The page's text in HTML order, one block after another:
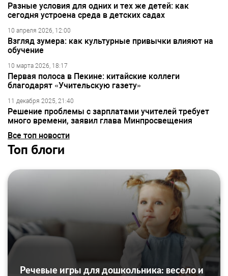
Разные условия для одних и тех же детей: как
сегодня устроена среда в детских садах
10 апреля 2026, 12:00
Взгляд зумера: как культурные привычки влияют на
обучение
10 марта 2026, 18:17
Первая полоса в Пекине: китайские коллеги
благодарят «Учительскую газету»
11 декабря 2025, 21:40
Решение проблемы с зарплатами учителей требует
много времени, заявил глава Минпросвещения
Все топ новости
Топ блоги
Речевые игры для дошкольника: весело и